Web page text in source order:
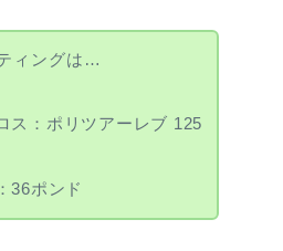
ィングは…
ス：ポリツアーレブ 125
36ポンド